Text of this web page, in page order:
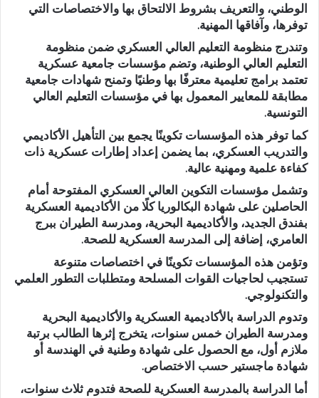
الوطني، والتعريف بشروط الالتحاق بها والاختصاصات التي
توفرها، وآفاقها المهنية.
وتندرج منظومة التعليم العالي العسكري ضمن منظومة
التعليم العالي الوطنية، وتضم مؤسسات جامعية عسكرية
تعتمد برامج تعليمية معترفًا بها وطنيًا وتمنح شهادات جامعية
مطابقة للمعايير المعمول بها في مؤسسات التعليم العالي
التونسية.
كما توفر هذه المؤسسات تكوينًا يجمع بين التأهيل الأكاديمي
والتدريب العسكري، بما يضمن إعداد إطارات عسكرية ذات
كفاءة علمية ومهنية عالية.
وتشمل مؤسسات التكوين العالي العسكري المفتوحة أمام
الحاصلين على شهادة البكالوريا كلًا من الأكاديمية العسكرية
بفندق الجديد، والأكاديمية البحرية، ومدرسة الطيران ببرج
العامري، إضافة إلى المدرسة العسكرية للصحة.
وتؤمن هذه المؤسسات تكوينًا في اختصاصات متنوعة
تستجيب لحاجيات القوات المسلحة ومتطلبات التطور العلمي
والتكنولوجي.
وتدوم الدراسة بالأكاديمية العسكرية والأكاديمية البحرية
ومدرسة الطيران خمس سنوات، يتخرج إثرها الطالب برتبة
ملازم أول، مع الحصول على شهادة وطنية في الهندسة أو
شهادة ماجستير حسب الاختصاص.
أما الدراسة بالمدرسة العسكرية للصحة فتدوم ثلاث سنوات،